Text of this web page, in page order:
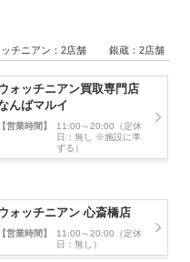
チニアン：2店舗 銀蔵：2店舗
ォッチニアン買取専門店
んばマルイ
【営業時間】
11:00～20:00（定休
日：無し ※施設に準
ずる）
ォッチニアン 心斎橋店
【営業時間】
11:00～20:00（定休
日：無し）